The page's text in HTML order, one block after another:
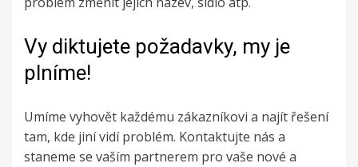
Vy diktujete požadavky, my je
plníme!
Umíme vyhovět každému zákazníkovi a najít řešení
tam, kde jiní vidí problém. Kontaktujte nás a
staneme se vaším partnerem pro vaše nové a